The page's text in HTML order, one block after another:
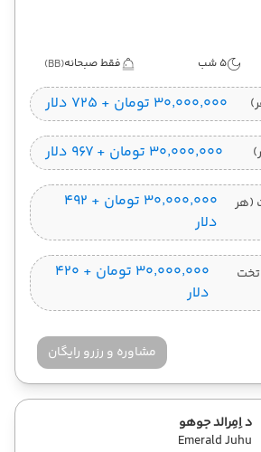
5 شب فقط صبحانه(BB)
۳۰٬۰۰۰٬۰۰۰ تومان + ۷۲۵ دلار
۳۰٬۰۰۰٬۰۰۰ تومان + ۹۶۷ دلار
(هر
۳۰٬۰۰۰٬۰۰۰ تومان + ۴۹۲
دلار
۳۰٬۰۰۰٬۰۰۰ تومان + ۴۲۰
دلار
مشاوره و رزرو رایگان
د اِمِرالد جوهو
Emerald Juhu